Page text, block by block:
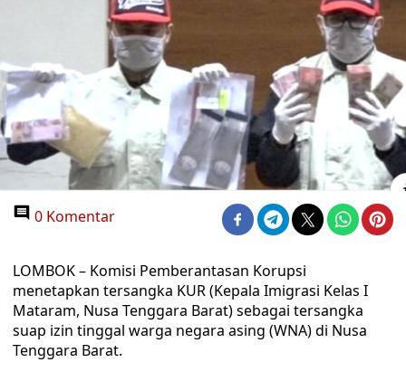
0 Komentar
LOMBOK – Komisi Pemberantasan Korupsi
menetapkan tersangka KUR (Kepala Imigrasi Kelas I
Mataram, Nusa Tenggara Barat) sebagai tersangka
suap izin tinggal warga negara asing (WNA) di Nusa
Tenggara Barat.